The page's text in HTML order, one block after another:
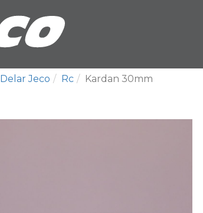
Delar Jeco Rc Kardan 30mm